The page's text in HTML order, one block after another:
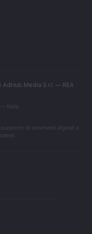
Media S.r.l. — REA
Italia
di strumenti digitali e